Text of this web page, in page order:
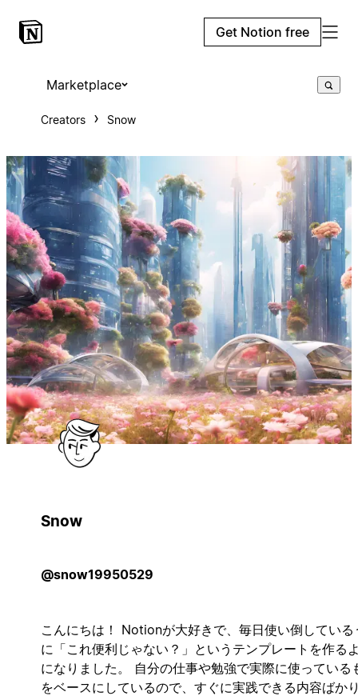
Get Notion free
Marketplace
Creators Snow
Snow
@snow19950529
こんにちは！ Notionが大好きで、毎日使い倒している
に「これ便利じゃない？」というテンプレートを作る
になりました。 自分の仕事や勉強で実際に使っている
をベースにしているので、すぐに実践できる内容ばか